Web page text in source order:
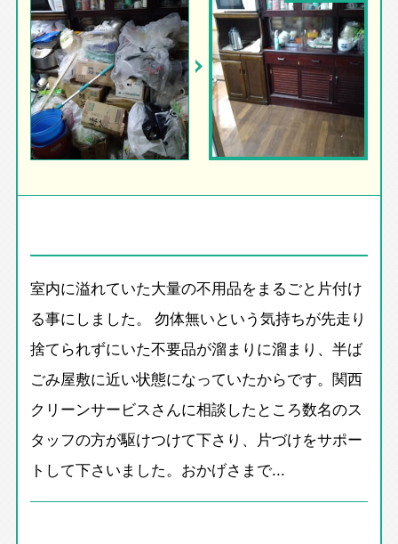
室内に溢れていた大量の不用品をまるごと片付け
る事にしました。 勿体無いという気持ちが先走り
捨てられずにいた不要品が溜まりに溜まり、半ば
ごみ屋敷に近い状態になっていたからです。関西
クリーンサービスさんに相談したところ数名のス
タッフの方が駆けつけて下さり、片づけをサポー
トして下さいました。おかげさまで...